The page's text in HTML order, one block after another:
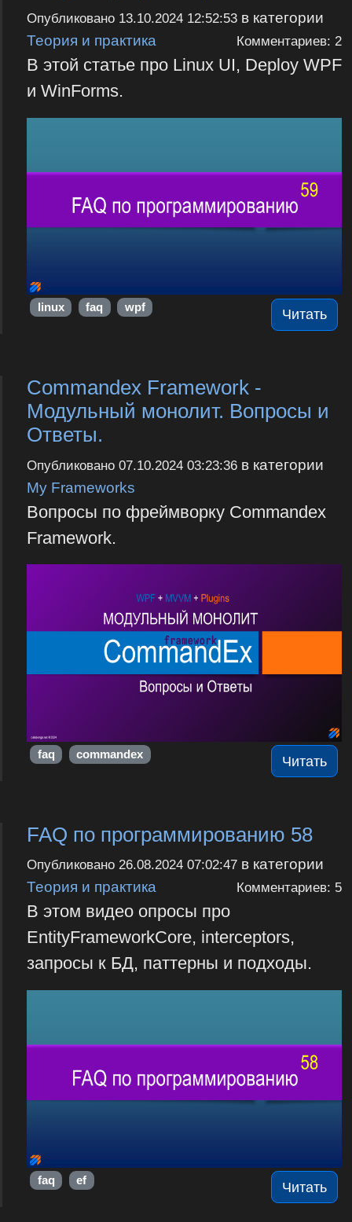
Опубликовано 13.10.2024 12:52:53в категории
Теория и практика
Комментариев: 2
В этой статье про Linux UI, Deploy WPF
и WinForms.
Читать
linux faq wpf
Commandex Framework -
Модульный монолит. Вопросы и
Ответы.
Опубликовано 07.10.2024 03:23:36в категории
My Frameworks
Вопросы по фреймворку Commandex
Framework.
Читать
faq commandex
FAQ по программированию 58
Опубликовано 26.08.2024 07:02:47в категории
Теория и практика
Комментариев: 5
В этом видео опросы про
EntityFrameworkCore, interceptors,
запросы к БД, паттерны и подходы.
Читать
faq ef